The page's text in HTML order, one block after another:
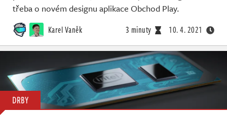
třeba o novém designu aplikace Obchod Play.
Karel Vaněk 3 minuty 10. 4. 2021
DRBY